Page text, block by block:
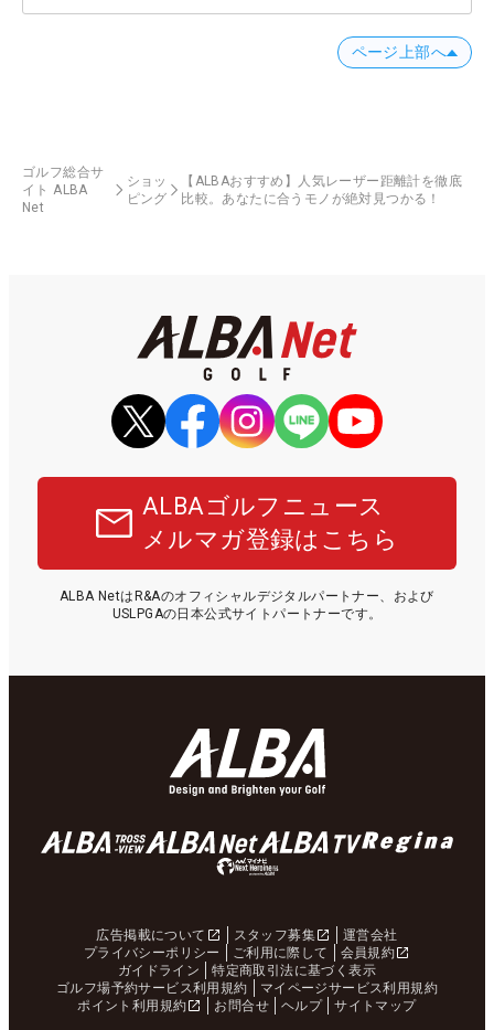
ページ上部へ
ゴルフ総合サ
イト ALBA
Net
ショッ
ピング
【ALBAおすすめ】人気レーザー距離計を徹底
比較。あなたに合うモノが絶対見つかる！
ALBAゴルフニュース
メルマガ登録はこちら
ALBA NetはR&Aのオフィシャルデジタルパートナー、および
USLPGAの日本公式サイトパートナーです。
広告掲載について スタッフ募集
運営会社
プライバシーポリシー
ご利用に際して
会員規約
ガイドライン
特定商取引法に基づく表示
ゴルフ場予約サービス利用規約
マイページサービス利用規約
ポイント利用規約
お問合せ ヘルプ サイトマップ